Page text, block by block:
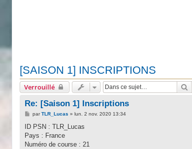
[SAISON 1] INSCRIPTIONS
Verrouillé
Re: [Saison 1] Inscriptions
M
s
a
g
parTLR_Lucas »lun. 2 nov. 2020 13:34
ID PSN : TLR_Lucas
Pays : France
Numéro de course : 21